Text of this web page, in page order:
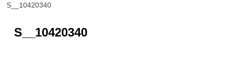
S__10420340
S__10420340